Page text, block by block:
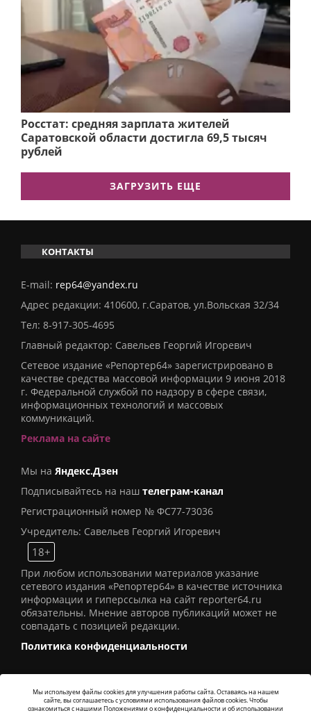
Росстат: средняя зарплата жителей
Саратовской области достигла 69,5 тысяч
рублей
ЗАГРУЗИТЬ ЕЩЕ
КОНТАКТЫ
E-mail: rep64@yandex.ru
Адрес редакции: 410600, г.Саратов, ул.Вольская 32/34
Тел: 8-917-305-4695
Главный редактор: Савельев Георгий Игоревич
Сетевое издание «Репортер64» зарегистрировано в
качестве средства массовой информации 9 июня 2018
г. Федеральной службой по надзору в сфере связи,
информационных технологий и массовых
коммуникаций.
Реклама на сайте
Мы на Яндекс.Дзен
Подписывайтесь на наш телеграм-канал
Регистрационный номер № ФС77-73036
Учредитель: Савельев Георгий Игоревич
18+
При любом использовании материалов указание
сетевого издания «Репортер64» в качестве источника
информации и гиперссылка на сайт reporter64.ru
обязательны. Мнение авторов публикаций может не
совпадать с позицией редакции.
Политика конфиденциальности
© 2016СИ «Репортер64». Все права защищены -
Мы используем файлы cookies для улучшения работы сайта. Оставаясь на нашем
сайте, вы соглашаетесь с условиями использования файлов cookies. Чтобы
ознакомиться с нашими Положениями о конфиденциальности и об использовании